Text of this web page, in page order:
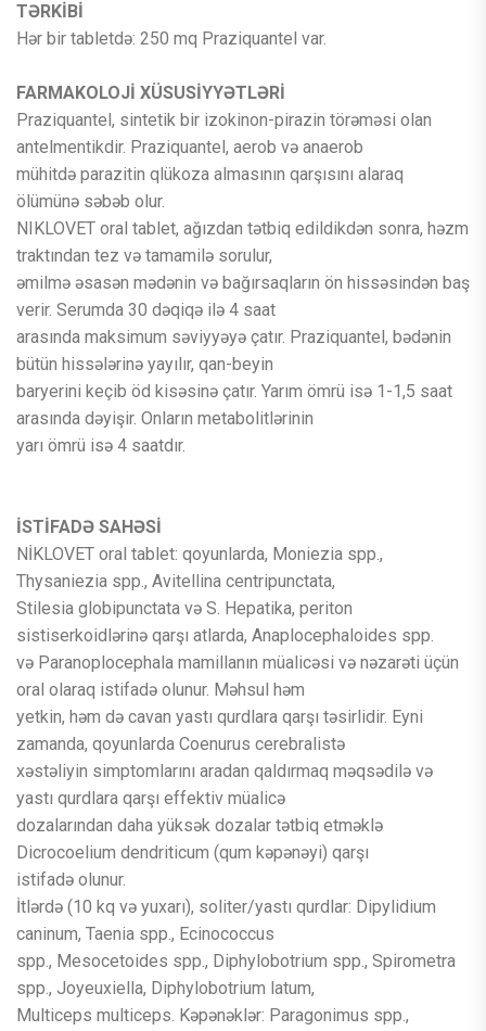
TƏRKİBİ
Hər bir tabletdə: 250 mq Praziquantel var.
FARMAKOLOJİ XÜSUSİYYƏTLƏRİ
Praziquantel, sintetik bir izokinon-pirazin törəməsi olan
antelmentikdir. Praziquantel, aerob və anaerob
mühitdə parazitin qlükoza almasının qarşısını alaraq
ölümünə səbəb olur.
NIKLOVET oral tablet, ağızdan tətbiq edildikdən sonra, həzm
traktından tez və tamamilə sorulur,
əmilmə əsasən mədənin və bağırsaqların ön hissəsindən baş
verir. Serumda 30 dəqiqə ilə 4 saat
arasında maksimum səviyyəyə çatır. Praziquantel, bədənin
bütün hissələrinə yayılır, qan-beyin
baryerini keçib öd kisəsinə çatır. Yarım ömrü isə 1-1,5 saat
arasında dəyişir. Onların metabolitlərinin
yarı ömrü isə 4 saatdır.
İSTİFADƏ SAHƏSİ
NİKLOVET oral tablet: qoyunlarda, Moniezia spp.,
Thysaniezia spp., Avitellina centripunctata,
Stilesia globipunctata və S. Hepatika, periton
sistiserkoidlərinə qarşı atlarda, Anaplocephaloides spp.
və Paranoplocephala mamillanın müalicəsi və nəzarəti üçün
oral olaraq istifadə olunur. Məhsul həm
yetkin, həm də cavan yastı qurdlara qarşı təsirlidir. Eyni
zamanda, qoyunlarda Coenurus cerebralistə
xəstəliyin simptomlarını aradan qaldırmaq məqsədilə və
yastı qurdlara qarşı effektiv müalicə
dozalarından daha yüksək dozalar tətbiq etməklə
Dicrocoelium dendriticum (qum kəpənəyi) qarşı
istifadə olunur.
İtlərdə (10 kq və yuxarı), soliter/yastı qurdlar: Dipylidium
caninum, Taenia spp., Ecinococcus
spp., Mesocetoides spp., Diphylobotrium spp., Spirometra
spp., Joyeuxiella, Diphylobotrium latum,
Multiceps multiceps. Kəpənəklər: Paragonimus spp.,